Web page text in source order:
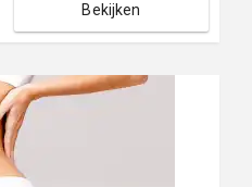
Bekijken